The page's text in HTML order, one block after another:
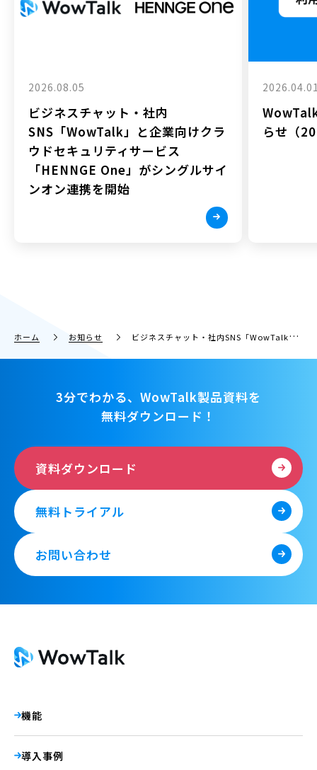
2026.08.05
ビジネスチャット・社内
SNS「WowTalk」と企業向けクラ
ウドセキュリティサービス
「HENNGE One」がシングルサイ
ンオン連携を開始
らせ（
ホーム お知らせ ビジネスチャット・社内SNS「WowTalk」がサービスリリースから9周年！10周年に向けて「匿名相談機能」や「カレンダー機能」の拡充を予定
3分でわかる、WowTalk製品資料を
無料ダウンロード！
資料ダウンロード
無料トライアル
お問い合わせ
機能
導入事例